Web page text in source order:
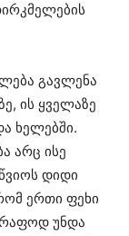
გავლენა
ის ყველაზე
ხელებში.
არც ისე
დიდი
ერთი ფეხი
უნდა